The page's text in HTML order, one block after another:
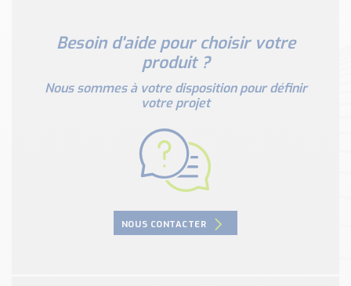
Contact & Devis
Devis, Tarifs, Renseignements techniques
Besoin d'aide pour choisir votre
produit ?
Nous sommes à votre disposition pour définir
votre projet
NOUS CONTACTER